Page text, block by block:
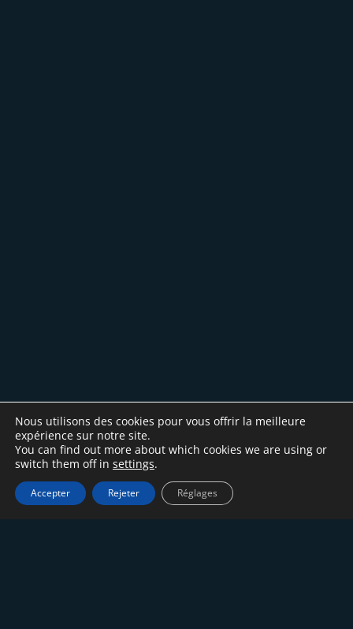
Nous utilisons des cookies pour vous offrir la meilleure
expérience sur notre site.
You can find out more about which cookies we are using or
switch them off in settings.
Accepter Rejeter Réglages